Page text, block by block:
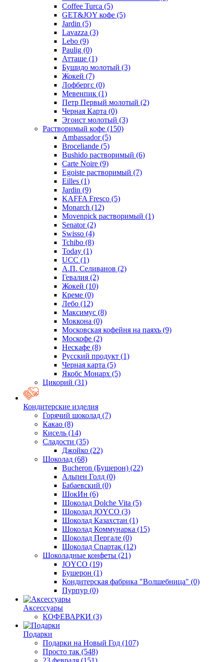
Coffee Turca (5)
GET&JOY кофе (5)
Jardin (5)
Lavazza (3)
Lebo (9)
Paulig (0)
Атташе (1)
Бушидо молотый (3)
Жокей (7)
Лофбергс (0)
Мевенпик (1)
Петр Первый молотый (2)
Черная Карта (0)
Эгоист молотый (3)
Растворимый кофе (150)
Ambassador(5)
Broceliande (5)
Bushido растворимый (6)
Carte Noire (9)
Egoiste растворимый (7)
Eilles (1)
Jardin (9)
KAFFA Fresco (5)
Monarch (12)
Movenpick растворимый (1)
Senator(2)
Swisso (4)
Tchibo (8)
Today (1)
UCC (1)
А.П. Селиванов (2)
Гевалия (2)
Жокей (10)
Креме (0)
Лебо (12)
Максимус (8)
Моккона (0)
Московская кофейня на паяхъ (9)
Москофе (2)
Нескафе (8)
Русский продукт (1)
Черная карта (5)
Якобс Монарх (5)
Цикорий (31)
Кондитерские изделия
Горячий шоколад (7)
Какао (8)
Кисель (14)
Сладости (35)
Джойко (22)
Шоколад (68)
Bucheron (Бушерон) (22)
Альпен Голд (0)
Бабаевский (0)
ШокИн (6)
Шоколад Dolche Vita (5)
Шоколад JOYCO (3)
Шоколад Казахстан (1)
Шоколад Коммунарка (15)
Шоколад Пергале (0)
Шоколад Спартак (12)
Шоколадные конфеты (21)
JOYCO (19)
Бушерон (1)
Кондитерская фабрика "Волшебница" (0)
Пурпур (0)
Аксессуары
КОФЕВАРКИ (3)
Подарки
Подарки на Новый Год (107)
Просто так (548)
23 февраля (151)